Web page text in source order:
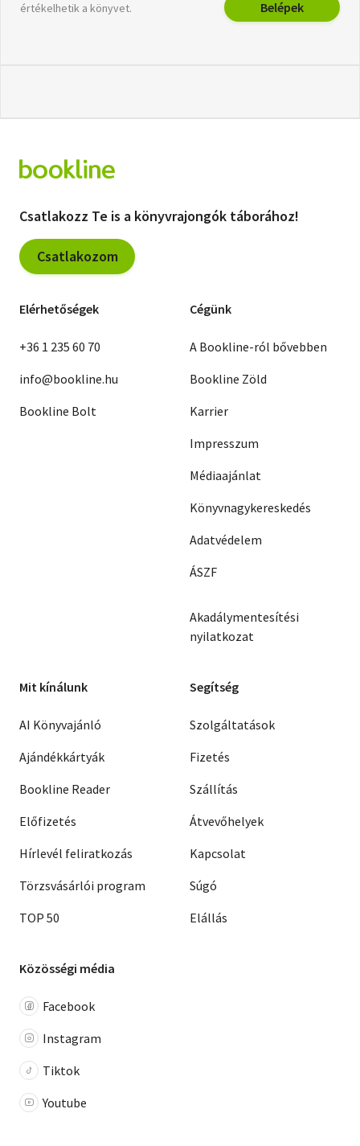
értékelhetik a könyvet.
Belépek
Csatlakozz Te is a könyvrajongók táborához!
Csatlakozom
Elérhetőségek
+36 1 235 60 70
info@bookline.hu
Bookline Bolt
Cégünk
A Bookline-ról bővebben
Bookline Zöld
Karrier
Impresszum
Médiaajánlat
Könyvnagykereskedés
Adatvédelem
ÁSZF
Akadálymentesítési
nyilatkozat
Mit kínálunk
AI Könyvajánló
Ajándékkártyák
Bookline Reader
Előfizetés
Hírlevél feliratkozás
Törzsvásárlói program
TOP 50
Segítség
Szolgáltatások
Fizetés
Szállítás
Átvevőhelyek
Kapcsolat
Súgó
Elállás
Közösségi média
Facebook
Instagram
Tiktok
Youtube